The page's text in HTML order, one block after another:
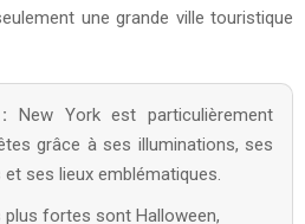
une grande ville touristique
New York est particulièrement
grâce à ses illuminations, ses
ses lieux emblématiques.
plus fortes sont Halloween,